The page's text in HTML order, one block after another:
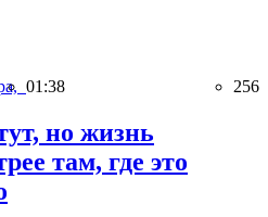
01:38 256
но жизнь
там, где это